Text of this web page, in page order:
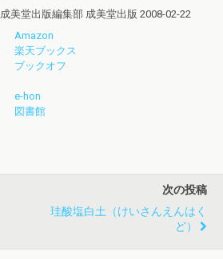
成美堂出版編集部 成美堂出版 2008-02-22
Amazon
楽天ブックス
ブックオフ
e-hon
図書館
次の投稿
珪酸塩白土（けいさんえんはく
ど）